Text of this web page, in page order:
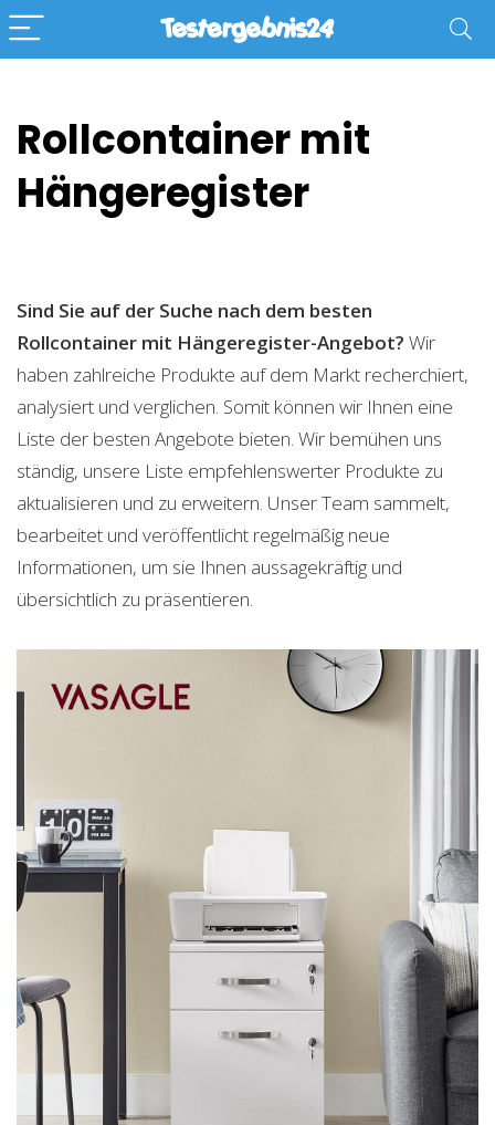
Rollcontainer mit
Hängeregister
Sind Sie auf der Suche nach dem besten
Rollcontainer mit Hängeregister-Angebot? Wir
haben zahlreiche Produkte auf dem Markt recherchiert,
analysiert und verglichen. Somit können wir Ihnen eine
Liste der besten Angebote bieten. Wir bemühen uns
ständig, unsere Liste empfehlenswerter Produkte zu
aktualisieren und zu erweitern. Unser Team sammelt,
bearbeitet und veröffentlicht regelmäßig neue
Informationen, um sie Ihnen aussagekräftig und
übersichtlich zu präsentieren.